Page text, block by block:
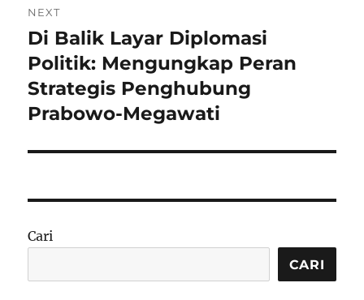
NEXT
Next
post:
Di Balik Layar Diplomasi
Politik: Mengungkap Peran
Strategis Penghubung
Prabowo-Megawati
Cari
CARI